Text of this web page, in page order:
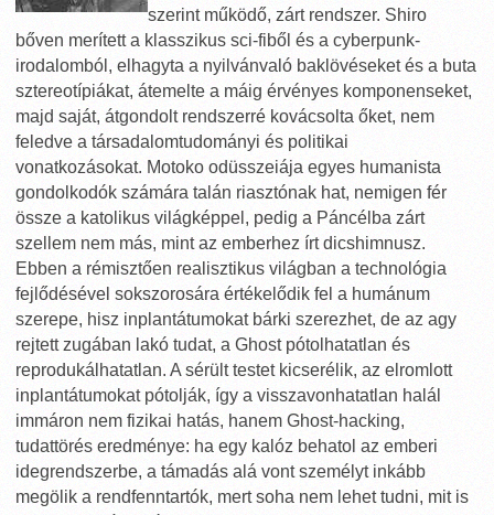
szerint működő, zárt rendszer. Shiro
bőven merített a klasszikus sci-fiből és a cyberpunk-
irodalomból, elhagyta a nyilvánvaló baklövéseket és a buta
sztereotípiákat, átemelte a máig érvényes komponenseket,
majd saját, átgondolt rendszerré kovácsolta őket, nem
feledve a társadalomtudományi és politikai
vonatkozásokat. Motoko odüsszeiája egyes humanista
gondolkodók számára talán riasztónak hat, nemigen fér
össze a katolikus világképpel, pedig a Páncélba zárt
szellem nem más, mint az emberhez írt dicshimnusz.
Ebben a rémisztően realisztikus világban a technológia
fejlődésével sokszorosára értékelődik fel a humánum
szerepe, hisz inplantátumokat bárki szerezhet, de az agy
rejtett zugában lakó tudat, a Ghost pótolhatatlan és
reprodukálhatatlan. A sérült testet kicserélik, az elromlott
inplantátumokat pótolják, így a visszavonhatatlan halál
immáron nem fizikai hatás, hanem Ghost-hacking,
tudattörés eredménye: ha egy kalóz behatol az emberi
idegrendszerbe, a támadás alá vont személyt inkább
megölik a rendfenntartók, mert soha nem lehet tudni, mit is